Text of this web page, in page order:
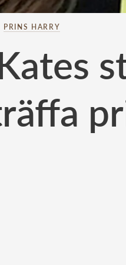
PRINS HARRY